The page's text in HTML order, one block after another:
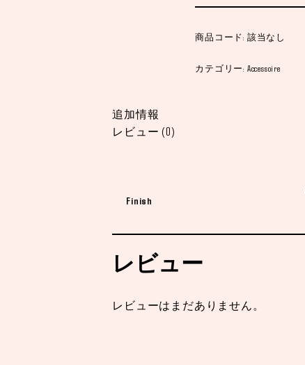
商品コード: 該当なし
カテゴリー: Accessoire
追加情報
レビュー (0)
Finish
レビュー
レビューはまだありません。